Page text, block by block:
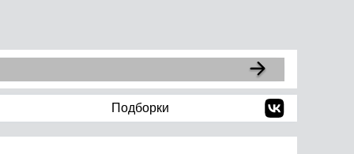
Подборки